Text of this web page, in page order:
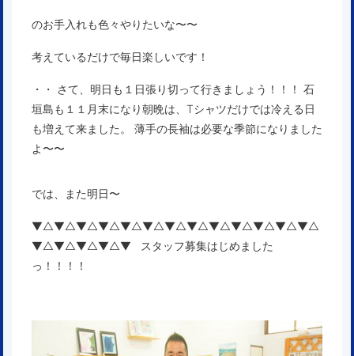
のお手入れも色々やりたいな〜〜
考えているだけで毎日楽しいです！
・・ さて、明日も１日張り切って行きましょう！！！ 石
垣島も１１月末になり朝晩は、Tシャツだけでは冷える日
も増えて来ました。 薄手の長袖は必要な季節になりました
よ〜〜
では、また明日〜
▼△▼△▼△▼△▼△▼△▼△▼△▼△▼△▼△▼△▼△
▼△▼△▼△▼△▼ スタッフ募集はじめました
っ！！！！